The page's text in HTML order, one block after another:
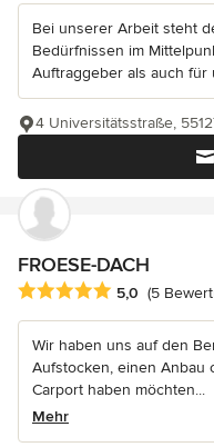
Bei unserer Arbeit steht
Bedürfnissen im
Auftraggeber als auch für
4 Universitätsstraße,
FROESE-DACH
Durchschnittliche
5,0 (5
Wir haben uns auf den
Aufstocken, einen Anbau
Carport haben möchten...
Mehr